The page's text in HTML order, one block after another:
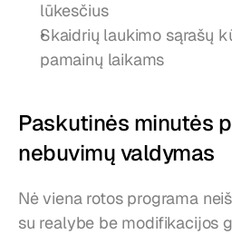
lūkesčius
Skaidrių laukimo sąrašų
pamainų laikams
Paskutinės minutės
nebuvimų valdymas
Nė viena rotos programa
su realybe be modifikacijos